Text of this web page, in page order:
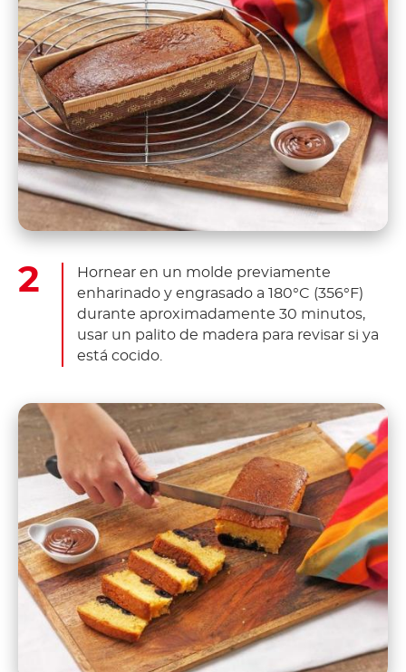
Hornear en un molde previamente
enharinado y engrasado a 180°C (356°F)
durante aproximadamente 30 minutos,
usar un palito de madera para revisar si ya
está cocido.